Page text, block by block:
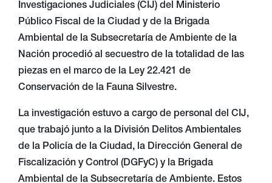
Investigaciones Judiciales (CIJ) del Ministerio
Público Fiscal de la Ciudad y de la Brigada
Ambiental de la Subsecretaría de Ambiente de la
Nación procedió al secuestro de la totalidad de las
piezas en el marco de la Ley 22.421 de
Conservación de la Fauna Silvestre.
La investigación estuvo a cargo de personal del CIJ,
que trabajó junto a la División Delitos Ambientales
de la Policía de la Ciudad, la Dirección General de
Fiscalización y Control (DGFyC) y la Brigada
Ambiental de la Subsecretaría de Ambiente. Estos